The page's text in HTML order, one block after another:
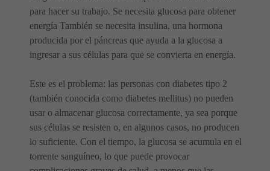
para hacer su trabajo. Se necesita glucosa para obtener
energía También se necesita insulina, una hormona
producida por el páncreas que ayuda a la glucosa a
ingresar a sus células para que se convierta en energía.
Este es el problema: las personas con diabetes tipo 2
(también conocida como diabetes mellitus) no pueden
usar o almacenar glucosa correctamente, ya sea porque
sus células se resisten o, en algunos casos, no producen
lo suficiente. Con el tiempo, la glucosa se acumula en el
torrente sanguíneo, lo que puede provocar